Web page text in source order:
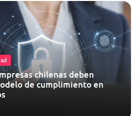
chilenas deben
de cumplimiento en